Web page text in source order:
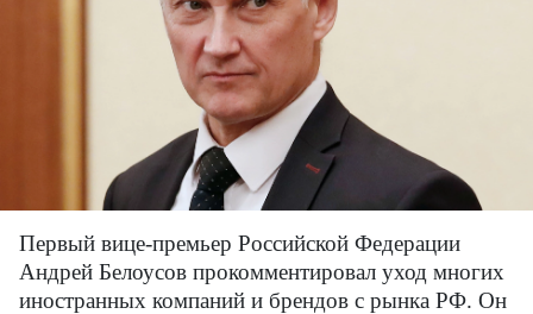
Первый вице-премьер Российской Федерации
Андрей Белоусов прокомментировал уход многих
иностранных компаний и брендов с рынка РФ. Он